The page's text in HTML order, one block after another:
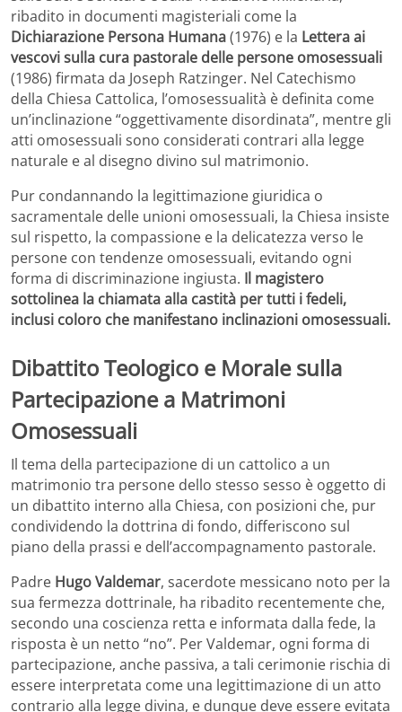
ribadito in documenti magisteriali come la
Dichiarazione Persona Humana(1976) e la Lettera ai
vescovi sulla cura pastorale delle persone omosessuali
(1986) firmata da Joseph Ratzinger. Nel Catechismo
della Chiesa Cattolica, l’omosessualità è definita come
un’inclinazione “oggettivamente disordinata”, mentre gli
atti omosessuali sono considerati contrari alla legge
naturale e al disegno divino sul matrimonio.
Pur condannando la legittimazione giuridica o
sacramentale delle unioni omosessuali, la Chiesa insiste
sul rispetto, la compassione e la delicatezza verso le
persone con tendenze omosessuali, evitando ogni
forma di discriminazione ingiusta. Il magistero
sottolinea la chiamata alla castità per tutti i fedeli,
inclusi coloro che manifestano inclinazioni omosessuali.
Dibattito Teologico e Morale sulla
Partecipazione a Matrimoni
Omosessuali
Il tema della partecipazione di un cattolico a un
matrimonio tra persone dello stesso sesso è oggetto di
un dibattito interno alla Chiesa, con posizioni che, pur
condividendo la dottrina di fondo, differiscono sul
piano della prassi e dell’accompagnamento pastorale.
Padre Hugo Valdemar, sacerdote messicano noto per la
sua fermezza dottrinale, ha ribadito recentemente che,
secondo una coscienza retta e informata dalla fede, la
risposta è un netto “no”. Per Valdemar, ogni forma di
partecipazione, anche passiva, a tali cerimonie rischia di
essere interpretata come una legittimazione di un atto
contrario alla legge divina, e dunque deve essere evitata